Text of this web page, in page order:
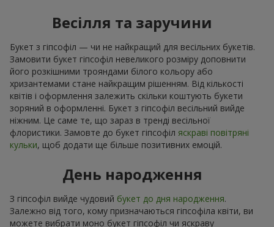
Весілля та заручини
Букет з гіпсофіл — чи не найкращий для весільних букетів.
Замовити букет гіпсофіл невеликого розміру доповнити
його розкішними трояндами білого кольору або
хризантемами стане найкращим рішенням. Від кількості
квітів і оформлення залежить скільки коштують букети
зоряний в оформленні. Букет з гіпсофіл весільний вийде
ніжним. Це саме те, що зараз в тренді весільної
флористики. Замовте до букет гіпсофіл яскраві повітряні
кульки, щоб додати ще більше позитивних емоцій.
День народження
З гіпсофіл вийде чудовий букет до дня народження.
Залежно від того, кому призначаються гіпсофіла квіти, ви
можете вибрати моно букет гіпсофіл чи яскраву